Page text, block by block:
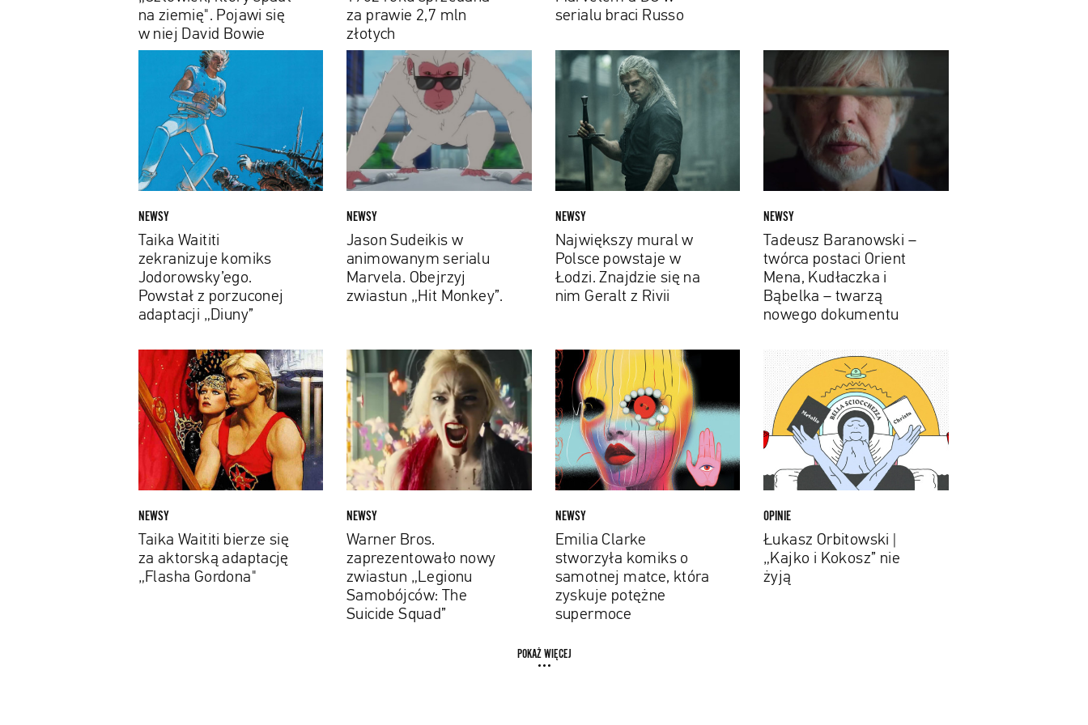
niej
David
Bowie
na ziemię". Pojawi się
w niej David Bowie
prawie
2,7
mln
złotych
za prawie 2,7 mln
złotych
serialu braci Russo
zekranizuje
Jodorowsky’ego.
Powstał
z
porzuconej
adaptacji
„Diuny”
NEWSY
Taika Waititi
zekranizuje komiks
Jodorowsky’ego.
Powstał z porzuconej
adaptacji „Diuny”
Sudeikis
w
animowanym
serialu
Marvela.
Obejrzyj
zwiastun
„Hit
Monkey”.
NEWSY
Jason Sudeikis w
animowanym serialu
Marvela. Obejrzyj
zwiastun „Hit Monkey”.
Największy
mural
powstaje
Łodzi.
Znajdzie
się
na
nim
Geralt
z
NEWSY
Największy mural w
Polsce powstaje w
Łodzi. Znajdzie się na
nim Geralt z Rivii
Baranowski
–
postaci
Orient
Kudłaczka
i
Bąbelka
–
twarzą
nowego
dokumentu
NEWSY
Tadeusz Baranowski –
twórca postaci Orient
Mena, Kudłaczka i
Bąbelka – twarzą
nowego dokumentu
Waititi
bierze
się
za
aktorską
adaptację
„Flasha
Gordona"
NEWSY
Taika Waititi bierze się
za aktorską adaptację
„Flasha Gordona"
Warner
Bros.
zaprezentowało
nowy
zwiastun
„Legionu
Samobójców:
The
Suicide
Squad”
NEWSY
Warner Bros.
zaprezentowało nowy
zwiastun „Legionu
Samobójców: The
Suicide Squad”
Emilia
Clarke
stworzyła
komiks
o
samotnej
matce,
która
zyskuje
potężne
supermoce
NEWSY
Emilia Clarke
stworzyła komiks o
samotnej matce, która
zyskuje potężne
supermoce
Łukasz
Orbitowski
|
„Kajko
i
nie
żyją
OPINIE
Łukasz Orbitowski |
„Kajko i Kokosz” nie
żyją
POKAŻ WIĘCEJ